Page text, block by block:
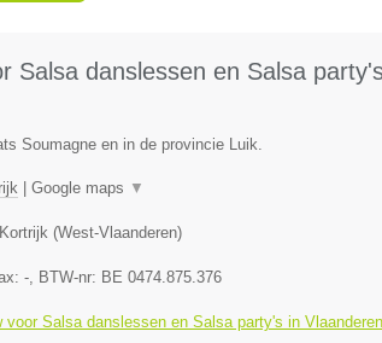
Salsa danslessen en Salsa
Soumagne en in de provincie Luik.
| Google maps ▼
Kortrijk(West-Vlaanderen)
-, BTW-nr: BE 0474.875.376
voor Salsa danslessen en Salsa party's in